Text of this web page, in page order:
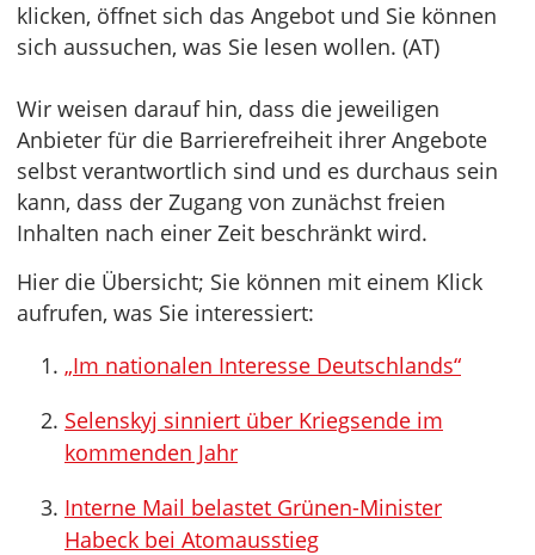
klicken, öffnet sich das Angebot und Sie können
sich aussuchen, was Sie lesen wollen. (AT)
Wir weisen darauf hin, dass die jeweiligen
Anbieter für die Barrierefreiheit ihrer Angebote
selbst verantwortlich sind und es durchaus sein
kann, dass der Zugang von zunächst freien
Inhalten nach einer Zeit beschränkt wird.
Hier die Übersicht; Sie können mit einem Klick
aufrufen, was Sie interessiert:
„Im nationalen Interesse Deutschlands“
Selenskyj sinniert über Kriegsende im
kommenden Jahr
Interne Mail belastet Grünen-Minister
Habeck bei Atomausstieg